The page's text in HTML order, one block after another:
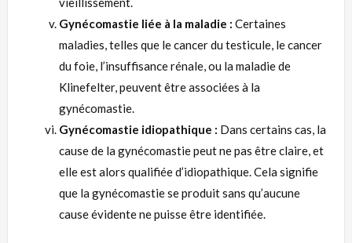
Gynécomastie liée à la maladie : Certaines
maladies, telles que le cancer du testicule, le cancer
du foie, l’insuffisance rénale, ou la maladie de
Klinefelter, peuvent être associées à la
gynécomastie.
Gynécomastie idiopathique : Dans certains cas, la
cause de la gynécomastie peut ne pas être claire, et
elle est alors qualifiée d’idiopathique. Cela signifie
que la gynécomastie se produit sans qu’aucune
cause évidente ne puisse être identifiée.